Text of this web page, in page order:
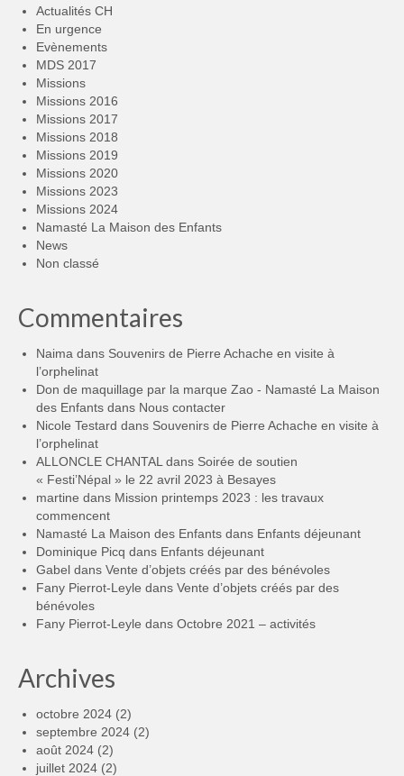
Actualités CH
En urgence
Evènements
MDS 2017
Missions
Missions 2016
Missions 2017
Missions 2018
Missions 2019
Missions 2020
Missions 2023
Missions 2024
Namasté La Maison des Enfants
News
Non classé
Commentaires
Naima dans Souvenirs de Pierre Achache en visite à
l’orphelinat
Don de maquillage par la marque Zao - Namasté La Maison
des Enfants dans Nous contacter
Nicole Testard dans Souvenirs de Pierre Achache en visite à
l’orphelinat
ALLONCLE CHANTAL dans Soirée de soutien
« Festi’Népal » le 22 avril 2023 à Besayes
martine dans Mission printemps 2023 : les travaux
commencent
Namasté La Maison des Enfants dans Enfants déjeunant
Dominique Picq dans Enfants déjeunant
Gabel dans Vente d’objets créés par des bénévoles
Fany Pierrot-Leyle dans Vente d’objets créés par des
bénévoles
Fany Pierrot-Leyle dans Octobre 2021 – activités
Archives
octobre 2024 (2)
septembre 2024 (2)
août 2024 (2)
juillet 2024 (2)